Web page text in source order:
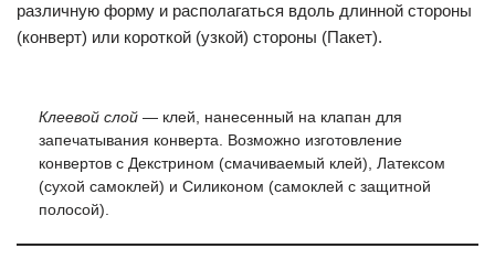
различную форму и располагаться вдоль длинной стороны
(конверт) или короткой (узкой) стороны (Пакет).
Клеевой слой — клей, нанесенный на клапан для
запечатывания конверта. Возможно изготовление
конвертов с Декстрином (смачиваемый клей), Латексом
(сухой самоклей) и Силиконом (самоклей с защитной
полосой).